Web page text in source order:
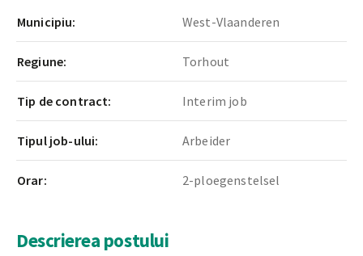
Municipiu: West-Vlaanderen
Regiune: Torhout
Tip de contract: Interim job
Tipul job-ului: Arbeider
Orar: 2-ploegenstelsel
Descrierea postului